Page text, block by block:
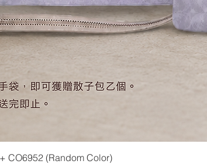
CO6952 (Random Color)